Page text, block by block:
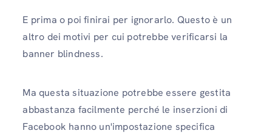
E prima o poi finirai per ignorarlo. Questo è un
altro dei motivi per cui potrebbe verificarsi la
banner blindness.
Ma questa situazione potrebbe essere gestita
abbastanza facilmente perché le inserzioni di
Facebook hanno un'impostazione specifica